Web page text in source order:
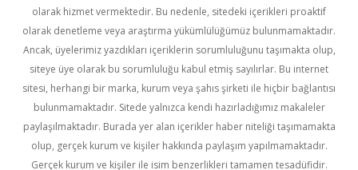
olarak hizmet vermektedir. Bu nedenle, sitedeki içerikleri proaktif
olarak denetleme veya araştırma yükümlülüğümüz bulunmamaktadır.
Ancak, üyelerimiz yazdıkları içeriklerin sorumluluğunu taşımakta olup,
siteye üye olarak bu sorumluluğu kabul etmiş sayılırlar. Bu internet
sitesi, herhangi bir marka, kurum veya şahıs şirketi ile hiçbir bağlantısı
bulunmamaktadır. Sitede yalnızca kendi hazırladığımız makaleler
paylaşılmaktadır. Burada yer alan içerikler haber niteliği taşımamakta
olup, gerçek kurum ve kişiler hakkında paylaşım yapılmamaktadır.
Gerçek kurum ve kişiler ile isim benzerlikleri tamamen tesadüfidir.